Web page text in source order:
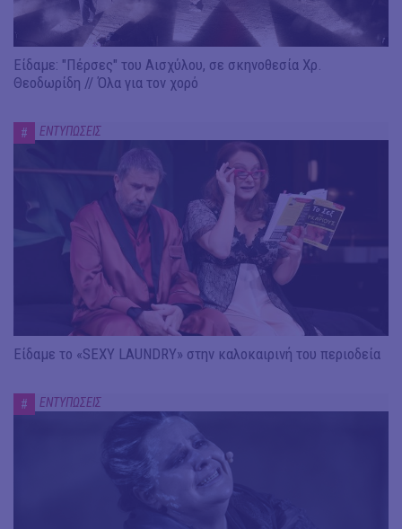
Είδαμε: "Πέρσες" του Αισχύλου, σε σκηνοθεσία Χρ.
Θεοδωρίδη // Όλα για τον χορό
# ΕΝΤΥΠΩΣΕΙΣ
Είδαμε το «SEXY LAUNDRY» στην καλοκαιρινή του περιοδεία
# ΕΝΤΥΠΩΣΕΙΣ